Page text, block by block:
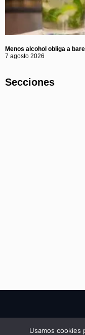
Menos alcohol obliga a
7 agosto 2026
Secciones
Usamos cookies